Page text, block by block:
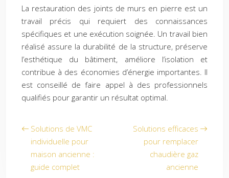
La restauration des joints de murs en pierre est un
travail précis qui requiert des connaissances
spécifiques et une exécution soignée. Un travail bien
réalisé assure la durabilité de la structure, préserve
l’esthétique du bâtiment, améliore l’isolation et
contribue à des économies d’énergie importantes. Il
est conseillé de faire appel à des professionnels
qualifiés pour garantir un résultat optimal.
Solutions de VMC
individuelle pour
maison ancienne :
guide complet
Solutions efficaces
pour remplacer
chaudière gaz
ancienne